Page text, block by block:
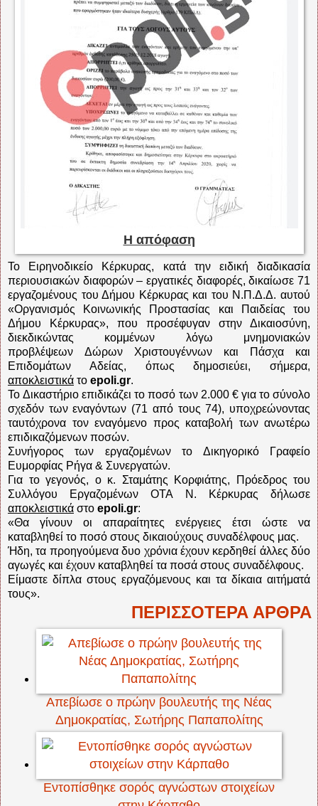
H απόφαση
Το Ειρηνοδικείο Κέρκυρας, κατά την ειδική διαδικασία
περιουσιακών διαφορών – εργατικές διαφορές, δικαίωσε 71
εργαζομένους του Δήμου Κέρκυρας και του Ν.Π.Δ.Δ. αυτού
«Οργανισμός Κοινωνικής Προστασίας και Παιδείας του
Δήμου Κέρκυρας», που προσέφυγαν στην Δικαιοσύνη,
διεκδικώντας κομμένων λόγω μνημονιακών
προβλέψεων Δώρων Χριστουγέννων και Πάσχα και
Επιδομάτων Αδείας, όπως δημοσιεύει, σήμερα,
αποκλειστικά το epoli.gr.
To Δικαστήριο επιδικάζει το ποσό των 2.000 € για το σύνολο
σχεδόν των εναγόντων (71 από τους 74), υποχρεώνοντας
ταυτόχρονα τον εναγόμενο προς καταβολή των ανωτέρω
επιδικαζόμενων ποσών.
Συνήγορος των εργαζομένων το Δικηγορικό Γραφείο
Ευμορφίας Ρήγα & Συνεργατών.
Για το γεγονός, ο κ. Σταμάτης Κορφιάτης, Πρόεδρος του
Συλλόγου Εργαζομένων ΟΤΑ Ν. Κέρκυρας δήλωσε
αποκλειστικά στο epoli.gr:
«Θα γίνουν οι απαραίτητες ενέργειες έτσι ώστε να
καταβληθεί το ποσό στους δικαιούχους συναδέλφους μας.
Ήδη, τα προηγούμενα δυο χρόνια έχουν κερδηθεί άλλες δύο
αγωγές και έχουν καταβληθεί τα ποσά στους συναδέλφους.
Είμαστε δίπλα στους εργαζόμενους και τα δίκαια αιτήματά
τους».
ΠΕΡΙΣΣΟΤΕΡΑ ΑΡΘΡΑ
Απεβίωσε ο πρώην βουλευτής της Νέας
Δημοκρατίας, Σωτήρης Παπαπολίτης
Εντοπίσθηκε σορός αγνώστων στοιχείων